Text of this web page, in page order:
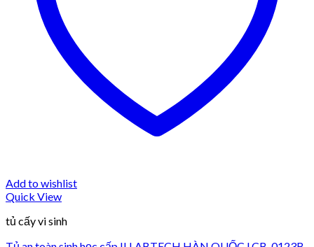
Add to wishlist
Quick View
tủ cấy vi sinh